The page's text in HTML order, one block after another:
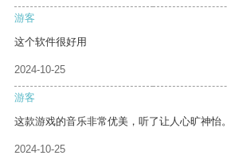
游客
这个软件很好用
2024-10-25
游客
这款游戏的音乐非常优美，听了让人心旷神怡。
2024-10-25